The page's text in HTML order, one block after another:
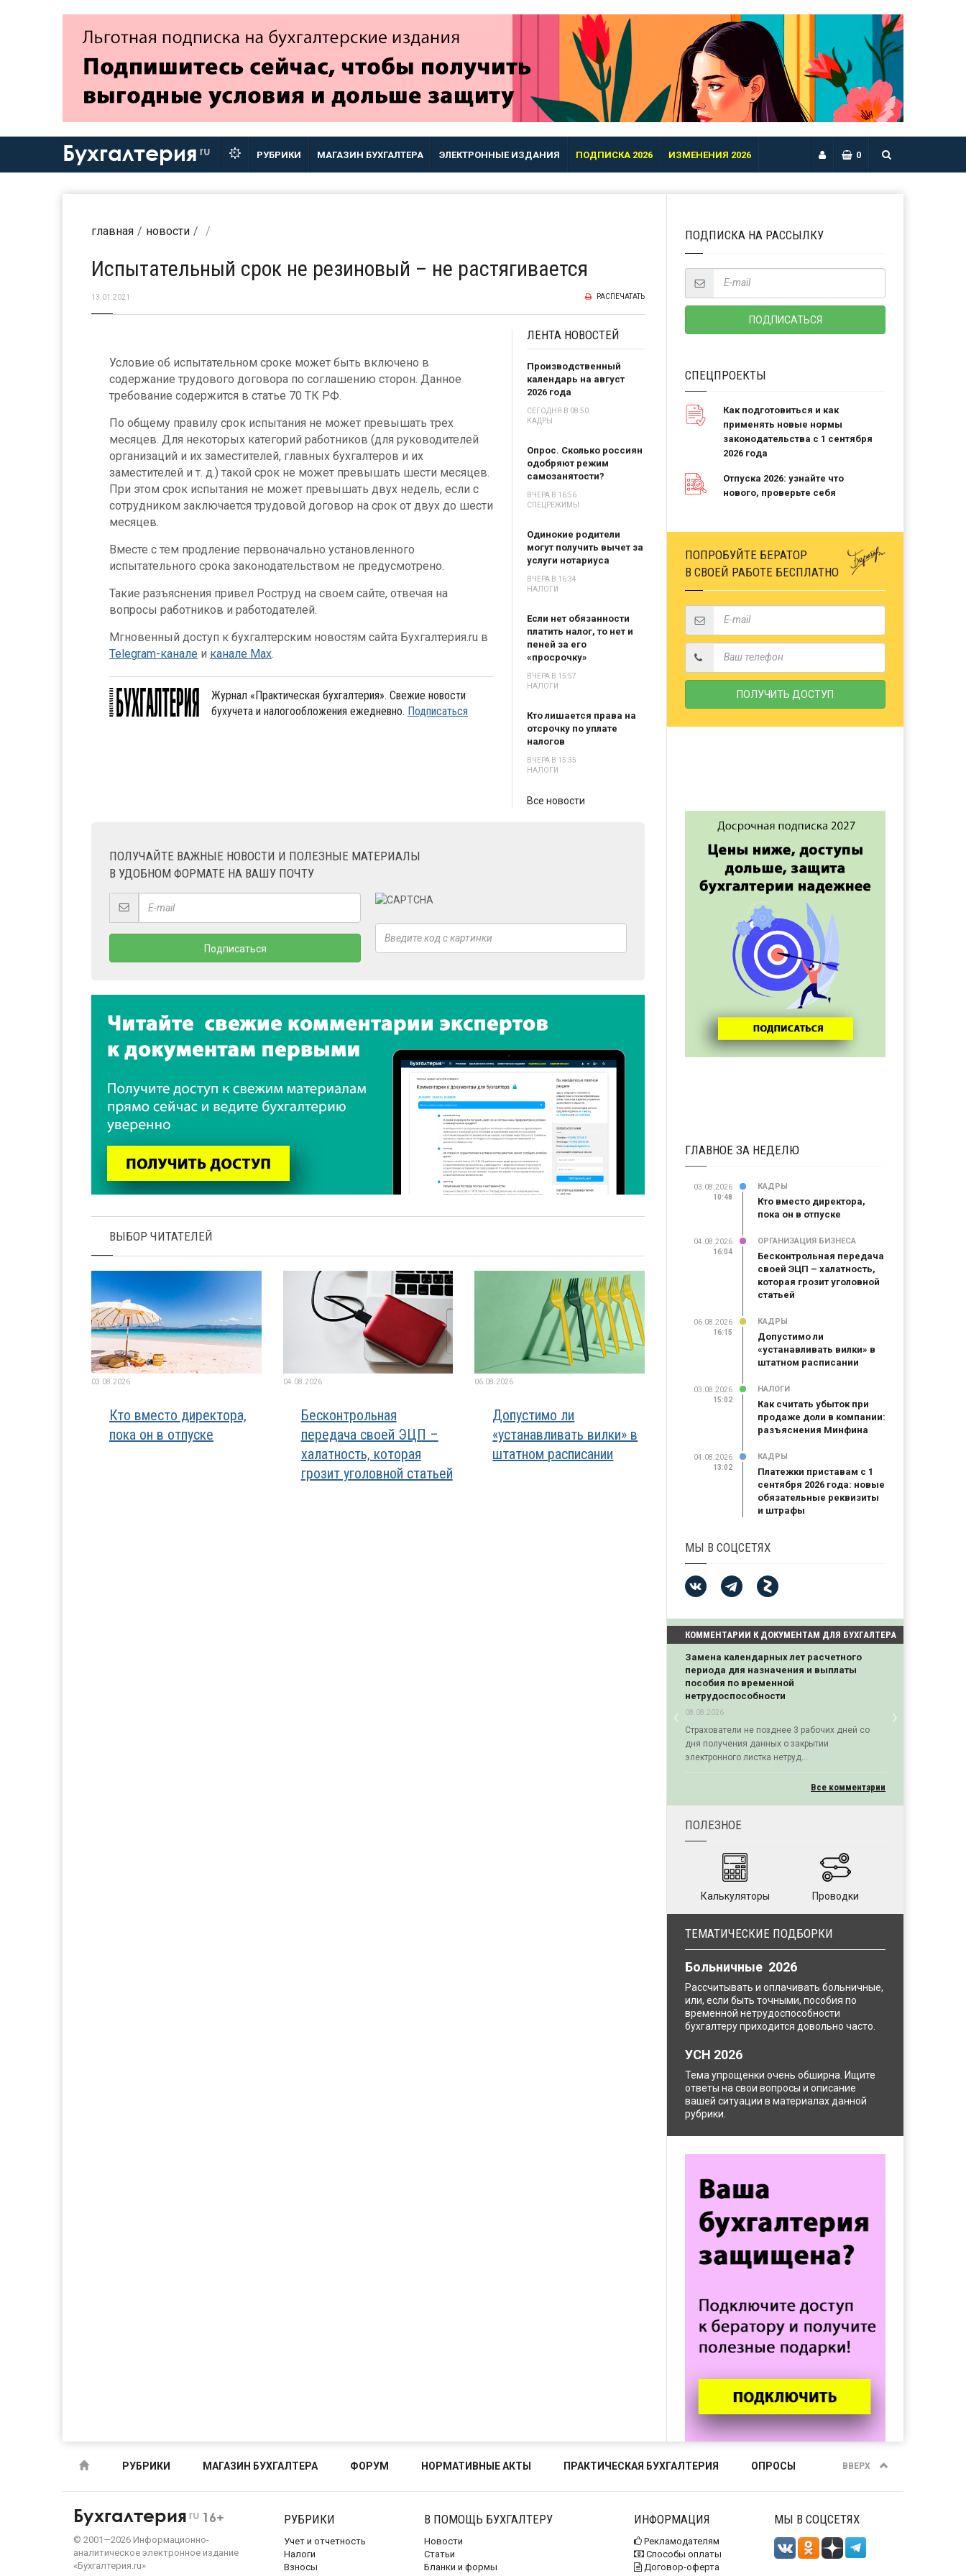
Бухгалтерия ru РУБРИКИ МАГАЗИН БУХГАЛТЕРА ЭЛЕКТРОННЫЕ ИЗДАНИЯ ПОДПИСКА 2026 ИЗМЕНЕНИЯ 2026 0
главная новости
Испытательный срок не резиновый – не растягивается
13.01.2021 РАСПЕЧАТАТЬ
Условие об испытательном сроке может быть включено в
содержание трудового договора по соглашению сторон. Данное
требование содержится в статье 70 ТК РФ.
По общему правилу срок испытания не может превышать трех
месяцев. Для некоторых категорий работников (для руководителей
организаций и их заместителей, главных бухгалтеров и их
заместителей и т. д.) такой срок не может превышать шести месяцев.
При этом срок испытания не может превышать двух недель, если с
сотрудником заключается трудовой договор на срок от двух до шести
месяцев.
Вместе с тем продление первоначально установленного
испытательного срока законодательством не предусмотрено.
Такие разъяснения привел Роструд на своем сайте, отвечая на
вопросы работников и работодателей.
Мгновенный доступ к бухгалтерским новостям сайта Бухгалтерия.ru в
Telegram-канале и канале Max.
Журнал «Практическая бухгалтерия». Свежие новости
бухучета и налогообложения ежедневно. Подписаться
ЛЕНТА НОВОСТЕЙ
Производственный
календарь на август
2026 года
СЕГОДНЯ В 08:50
КАДРЫ
Опрос. Сколько россиян
одобряют режим
самозанятости?
ВЧЕРА В 16:56
СПЕЦРЕЖИМЫ
Одинокие родители
могут получить вычет за
услуги нотариуса
ВЧЕРА В 16:34
НАЛОГИ
Если нет обязанности
платить налог, то нет и
пеней за его
«просрочку»
ВЧЕРА В 15:57
НАЛОГИ
Кто лишается права на
отсрочку по уплате
налогов
ВЧЕРА В 15:35
НАЛОГИ
Все новости
ПОЛУЧАЙТЕ ВАЖНЫЕ НОВОСТИ И ПОЛЕЗНЫЕ МАТЕРИАЛЫ
В УДОБНОМ ФОРМАТЕ НА ВАШУ ПОЧТУ
ВЫБОР ЧИТАТЕЛЕЙ
03.08.2026
Кто вместо директора,
пока он в отпуске
04.08.2026
Бесконтрольная
передача своей ЭЦП –
халатность, которая
грозит уголовной статьей
06.08.2026
Допустимо ли
«устанавливать вилки» в
штатном расписании
ПОДПИСКА НА РАССЫЛКУ
СПЕЦПРОЕКТЫ
Как подготовиться и как
применять новые нормы
законодательства с 1 сентября
2026 года
Отпуска 2026: узнайте что
нового, проверьте себя
ПОПРОБУЙТЕ БЕРАТОР
В СВОЕЙ РАБОТЕ БЕСПЛАТНО
ГЛАВНОЕ ЗА НЕДЕЛЮ
03.08.2026
10:48
КАДРЫ
Кто вместо директора,
пока он в отпуске
04.08.2026
16:04
ОРГАНИЗАЦИЯ БИЗНЕСА
Бесконтрольная передача
своей ЭЦП – халатность,
которая грозит уголовной
статьей
06.08.2026
16:15
КАДРЫ
Допустимо ли
«устанавливать вилки» в
штатном расписании
03.08.2026
15:02
НАЛОГИ
Как считать убыток при
продаже доли в компании:
разъяснения Минфина
04.08.2026
13:02
КАДРЫ
Платежки приставам с 1
сентября 2026 года: новые
обязательные реквизиты
и штрафы
МЫ В СОЦСЕТЯХ
КОММЕНТАРИИ К ДОКУМЕНТАМ ДЛЯ БУХГАЛТЕРА
Замена календарных лет расчетного
периода для назначения и выплаты
пособия по временной
нетрудоспособности
08.08.2026
Страхователи не позднее 3 рабочих дней со
дня получения данных о закрытии
электронного листка нетруд...
‹Previous ›Next
Все комментарии
ПОЛЕЗНОЕ
Калькуляторы Проводки
ТЕМАТИЧЕСКИЕ ПОДБОРКИ
Больничные 2026
Рассчитывать и оплачивать больничные,
или, если быть точными, пособия по
временной нетрудоспособности
бухгалтеру приходится довольно часто.
УСН 2026
Тема упрощенки очень обширна. Ищите
ответы на свои вопросы и описание
вашей ситуации в материалах данной
рубрики.
РУБРИКИ МАГАЗИН БУХГАЛТЕРА ФОРУМ НОРМАТИВНЫЕ АКТЫ ПРАКТИЧЕСКАЯ БУХГАЛТЕРИЯ ОПРОСЫ ВВЕРХ
Бухгалтерия ru 16+
© 2001—2026 Информационно-
аналитическое электронное издание
«Бухгалтерия.ru»
РУБРИКИ
Учет и отчетность
Налоги
Взносы
В ПОМОЩЬ БУХГАЛТЕРУ
Новости
Статьи
Бланки и формы
ИНФОРМАЦИЯ
Рекламодателям
Способы оплаты
Договор-оферта
МЫ В СОЦСЕТЯХ